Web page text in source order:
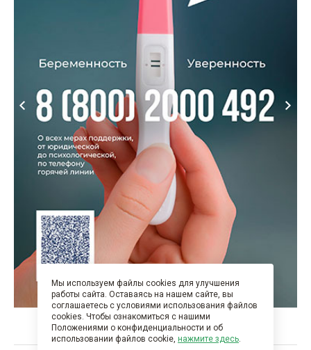
Мы используем файлы cookies для улучшения
работы сайта. Оставаясь на нашем сайте, вы
соглашаетесь с условиями использования файлов
cookies. Чтобы ознакомиться с нашими
Положениями о конфиденциальности и об
использовании файлов cookie, нажмите здесь.